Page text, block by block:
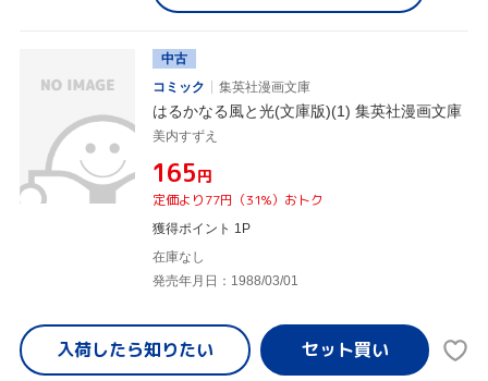
中古
コミック
集英社漫画文庫
はるかなる風と光(文庫版)(1) 集英社漫画文庫
美内すずえ
¥165円
定価より77円（31%）おトク
獲得ポイント 1P
在庫なし
発売年月日：1988/03/01
入荷したら知りたい